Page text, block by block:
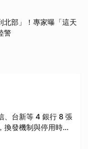
北部」！專家曝「這天
警
、台新等 4 銀行 8 張
換發機制與停用時間